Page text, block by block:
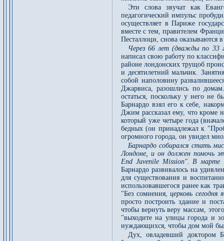
Эти слова звучат как
педагогический импульс
осуществляет в Париже
вместе с тем, правителем
Песталлоци, снова оказываются
Через 66 лет (дважды по 33
написал свою работу по
районе лондонских трущоб
и десятилетний мальчик.
собой наполовину
Джарвиса, разошлись по
остаться, поскольку у него
Барнардо взял его к себе,
Джим рассказал ему, что кроме
который уже четыре года
бедных (он принадлежал к
огромного города, он увидел
Барнардо собирался стать
Лондоне, и он должен помочь
End Juvenile Mission". В марте
Барнардо развивалось на
для существования и
использовавшегося ранее как
"Без сомнения,церковь
просто построить здание и
чтобы вернуть веру массам,
"выходите на улицы города и
нуждающихся, чтобы дом мой
Дух, овладевший доктором